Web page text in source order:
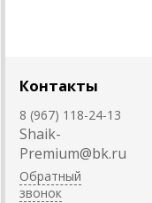
Контакты
8 (967) 118-24-13
Shaik-
Premium@bk.ru
Обратный
звонок